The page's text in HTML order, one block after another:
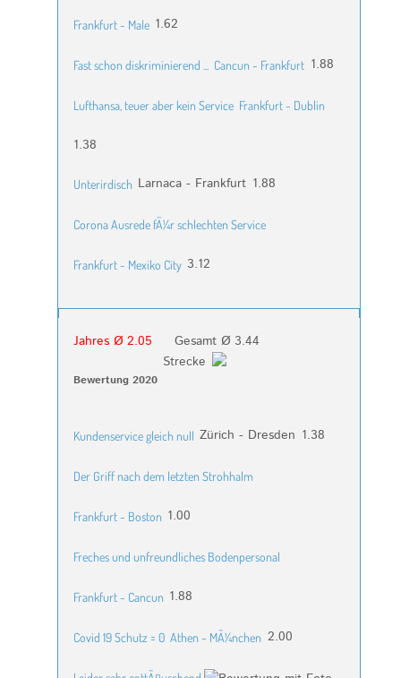
Frankfurt - Male 1.62
Fast schon diskriminierend ... Cancun - Frankfurt 1.88
Lufthansa, teuer aber kein Service Frankfurt - Dublin
1.38
Unterirdisch Larnaca - Frankfurt 1.88
Corona Ausrede fÃ¼r schlechten Service
Frankfurt - Mexiko City 3.12
Jahres Ø 2.05 Gesamt Ø 3.44
Bewertung 2020
Strecke
Kundenservice gleich null Zürich - Dresden 1.38
Der Griff nach dem letzten Strohhalm
Frankfurt - Boston 1.00
Freches und unfreundliches Bodenpersonal
Frankfurt - Cancun 1.88
Covid 19 Schutz = 0 Athen - MÃ¼nchen 2.00